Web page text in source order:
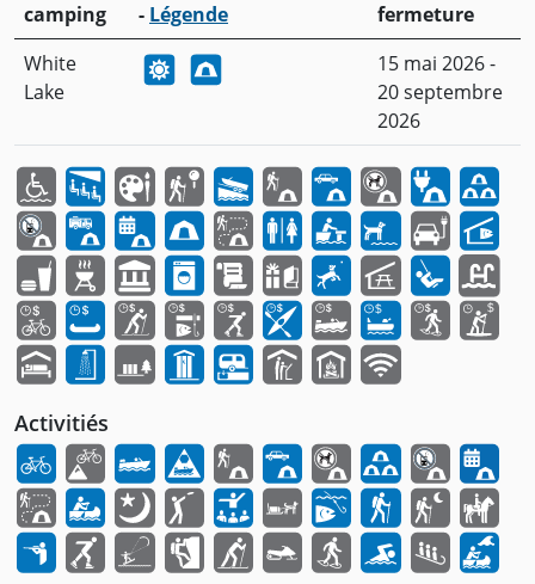
camping
- Légende
fermeture
White
Lake
15 mai 2026 -
20 septembre
2026
Activitiés